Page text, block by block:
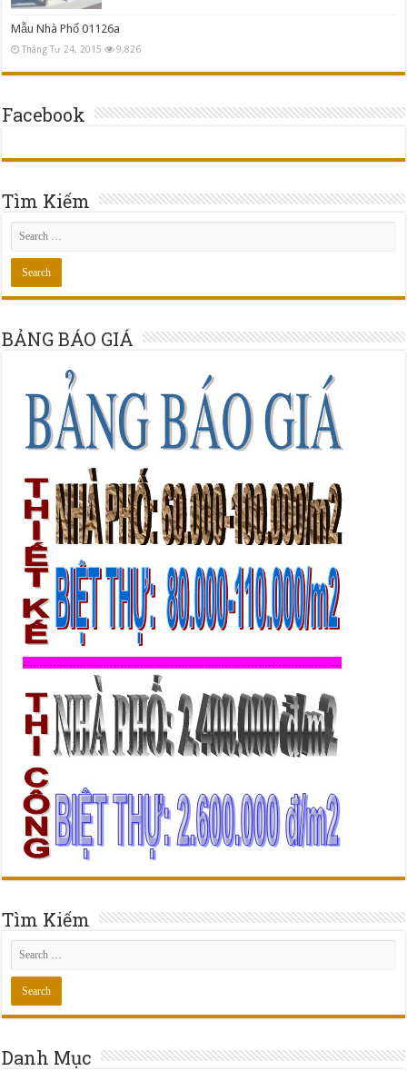
Mẫu Nhà Phố 01126a
Tháng Tư 24, 2015 9,826
Facebook
Tìm Kiếm
BẢNG BÁO GIÁ
Tìm Kiếm
Danh Mục